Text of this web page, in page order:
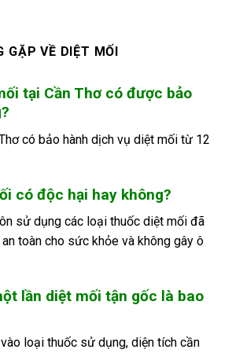
GẶP VỀ DIỆT MỐI
tại Cần Thơ có được bảo
có bảo hành dịch vụ diệt mối từ 12
có độc hại hay không?
sử dụng các loại thuốc diệt mối đã
toàn cho sức khỏe và không gây ô
lần diệt mối tận gốc là bao
loại thuốc sử dụng, diện tích cần